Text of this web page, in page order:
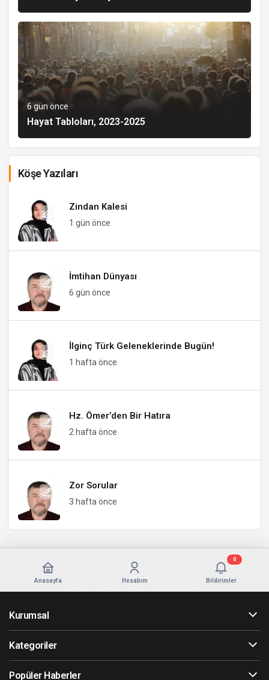
6 gün önce
Hayat Tabloları, 2023-2025
Köşe Yazıları
Zindan Kalesi
1 gün önce
İmtihan Dünyası
6 gün önce
İlginç Türk Geleneklerinde Bugün!
1 hafta önce
Hz. Ömer’den Bir Hatıra
2 hafta önce
Zor Sorular
3 hafta önce
Anasayfa Hesabım Bildirimler
0
Kurumsal
Kategoriler
Popüler Haberler